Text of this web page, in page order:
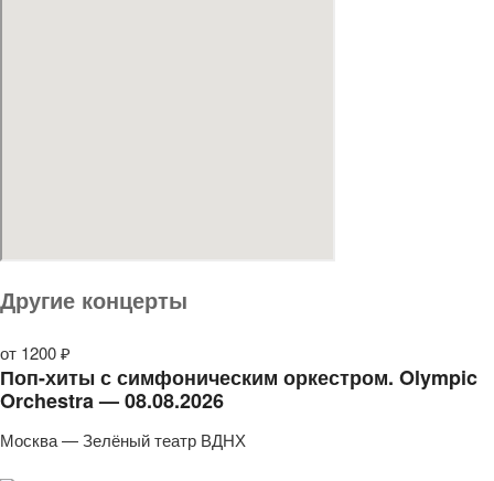
Другие концерты
от 1200 ₽
Поп-хиты с симфоническим оркестром. Olympic
Orchestra — 08.08.2026
Москва — Зелёный театр ВДНХ